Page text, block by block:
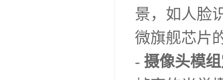
景，如人脸
微旗舰芯片
- 摄像头模